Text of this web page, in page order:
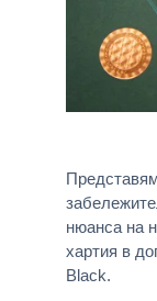
нюанса на
хартия в
Black.